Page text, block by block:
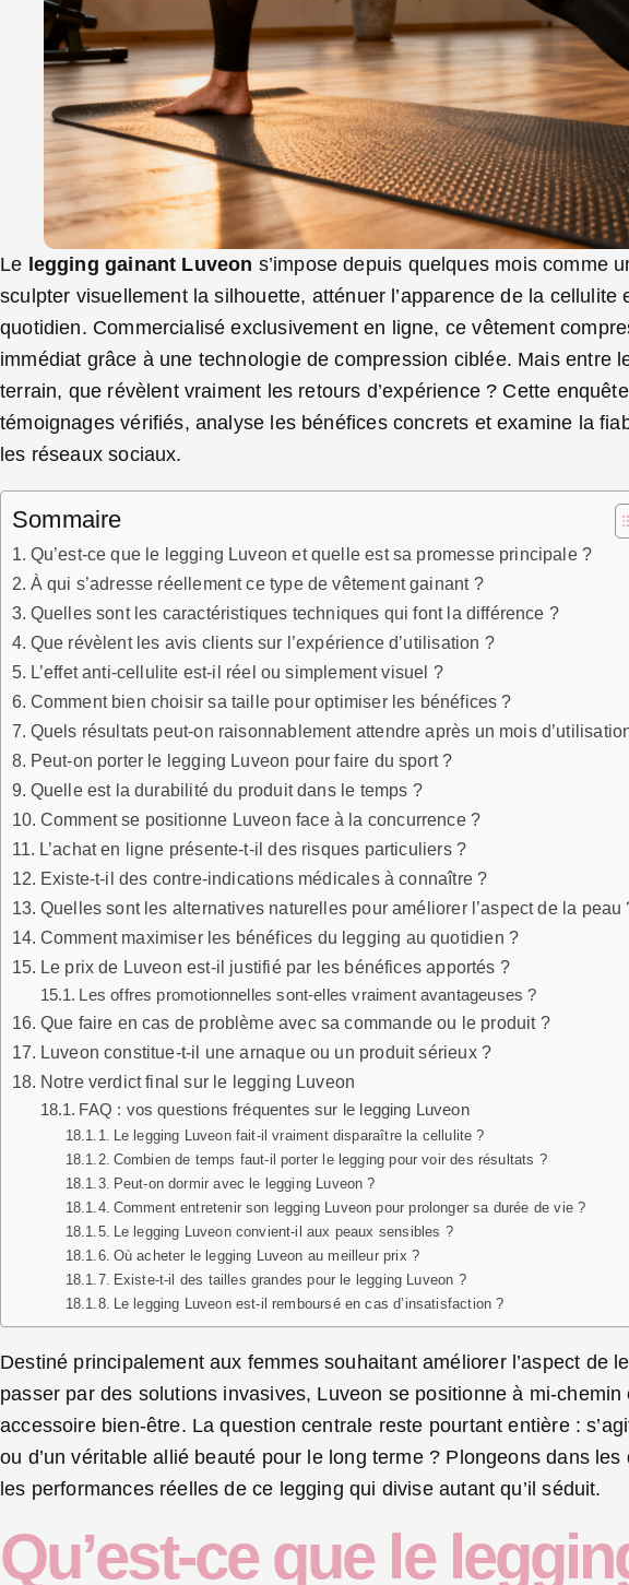
Le legging gainant Luveon s’impose depuis quelques mois comme
sculpter visuellement la silhouette, atténuer l’apparence de la cellulite
quotidien. Commercialisé exclusivement en ligne, ce vêtement
immédiat grâce à une technologie de compression ciblée. Mais entre
terrain, que révèlent vraiment les retours d’expérience ? Cette
témoignages vérifiés, analyse les bénéfices concrets et examine la
les réseaux sociaux.
Sommaire
Qu’est-ce que le legging Luveon et quelle est sa promesse principale ?
À qui s’adresse réellement ce type de vêtement gainant ?
Quelles sont les caractéristiques techniques qui font la différence ?
Que révèlent les avis clients sur l’expérience d’utilisation ?
L’effet anti-cellulite est-il réel ou simplement visuel ?
Comment bien choisir sa taille pour optimiser les bénéfices ?
Quels résultats peut-on raisonnablement attendre après un mois
Peut-on porter le legging Luveon pour faire du sport ?
Quelle est la durabilité du produit dans le temps ?
Comment se positionne Luveon face à la concurrence ?
L’achat en ligne présente-t-il des risques particuliers ?
Existe-t-il des contre-indications médicales à connaître ?
Quelles sont les alternatives naturelles pour améliorer l’aspect de la peau
Comment maximiser les bénéfices du legging au quotidien ?
Le prix de Luveon est-il justifié par les bénéfices apportés ?
Les offres promotionnelles sont-elles vraiment avantageuses ?
Que faire en cas de problème avec sa commande ou le produit ?
Luveon constitue-t-il une arnaque ou un produit sérieux ?
Notre verdict final sur le legging Luveon
FAQ : vos questions fréquentes sur le legging Luveon
Le legging Luveon fait-il vraiment disparaître la cellulite ?
Combien de temps faut-il porter le legging pour voir des résultats ?
Peut-on dormir avec le legging Luveon ?
Comment entretenir son legging Luveon pour prolonger sa durée de vie ?
Le legging Luveon convient-il aux peaux sensibles ?
Où acheter le legging Luveon au meilleur prix ?
Existe-t-il des tailles grandes pour le legging Luveon ?
Le legging Luveon est-il remboursé en cas d’insatisfaction ?
Destiné principalement aux femmes souhaitant améliorer l’aspect de
passer par des solutions invasives, Luveon se positionne à mi-
accessoire bien-être. La question centrale reste pourtant entière :
ou d’un véritable allié beauté pour le long terme ? Plongeons dans
les performances réelles de ce legging qui divise autant qu’il séduit.
Qu’est-ce que le